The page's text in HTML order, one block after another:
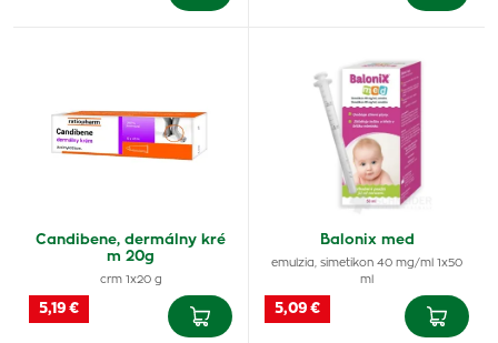
Candibene, dermálny kré
m 20g
crm 1x20 g
5,19 €
Balonix med
emulzia, simetikon 40 mg/ml 1x50
ml
5,09 €